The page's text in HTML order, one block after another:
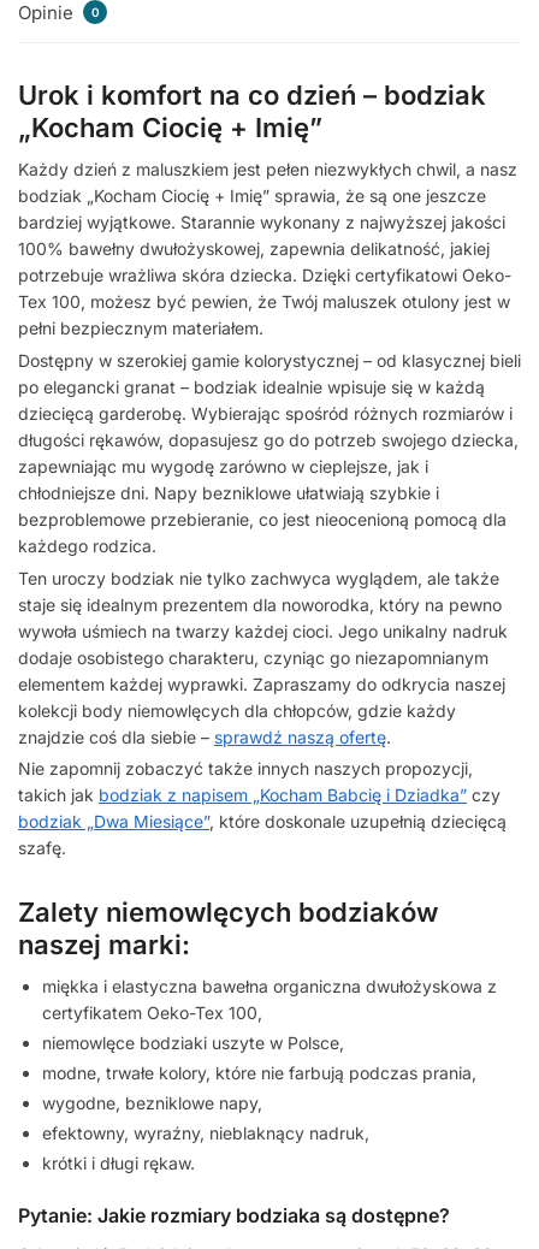
Opinie 0
Urok i komfort na co dzień – bodziak
„Kocham Ciocię + Imię”
Każdy dzień z maluszkiem jest pełen niezwykłych chwil, a nasz
bodziak „Kocham Ciocię + Imię” sprawia, że są one jeszcze
bardziej wyjątkowe. Starannie wykonany z najwyższej jakości
100% bawełny dwułożyskowej, zapewnia delikatność, jakiej
potrzebuje wrażliwa skóra dziecka. Dzięki certyfikatowi Oeko-
Tex 100, możesz być pewien, że Twój maluszek otulony jest w
pełni bezpiecznym materiałem.
Dostępny w szerokiej gamie kolorystycznej – od klasycznej bieli
po elegancki granat – bodziak idealnie wpisuje się w każdą
dziecięcą garderobę. Wybierając spośród różnych rozmiarów i
długości rękawów, dopasujesz go do potrzeb swojego dziecka,
zapewniając mu wygodę zarówno w cieplejsze, jak i
chłodniejsze dni. Napy bezniklowe ułatwiają szybkie i
bezproblemowe przebieranie, co jest nieocenioną pomocą dla
każdego rodzica.
Ten uroczy bodziak nie tylko zachwyca wyglądem, ale także
staje się idealnym prezentem dla noworodka, który na pewno
wywoła uśmiech na twarzy każdej cioci. Jego unikalny nadruk
dodaje osobistego charakteru, czyniąc go niezapomnianym
elementem każdej wyprawki. Zapraszamy do odkrycia naszej
kolekcji body niemowlęcych dla chłopców, gdzie każdy
znajdzie coś dla siebie – sprawdź naszą ofertę.
Nie zapomnij zobaczyć także innych naszych propozycji,
takich jak bodziak z napisem „Kocham Babcię i Dziadka” czy
bodziak „Dwa Miesiące”, które doskonale uzupełnią dziecięcą
szafę.
Zalety niemowlęcych bodziaków
naszej marki:
miękka i elastyczna bawełna organiczna dwułożyskowa z
certyfikatem Oeko-Tex 100,
niemowlęce bodziaki uszyte w Polsce,
modne, trwałe kolory, które nie farbują podczas prania,
wygodne, bezniklowe napy,
efektowny, wyraźny, nieblaknący nadruk,
krótki i długi rękaw.
Pytanie: Jakie rozmiary bodziaka są dostępne?